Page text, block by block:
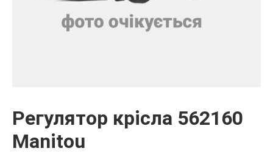
Регулятор крісла 562160
Manitou